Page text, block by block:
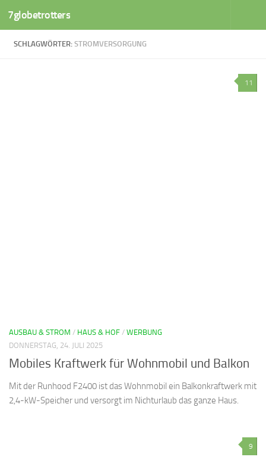
Zum Inhalt springen
7globetrotters
SCHLAGWÖRTER: STROMVERSORGUNG
11
AUSBAU & STROM / HAUS & HOF / WERBUNG
DONNERSTAG, 24. JULI 2025
Mobiles Kraftwerk für Wohnmobil und Balkon
Mit der Runhood F2400 ist das Wohnmobil ein Balkonkraftwerk mit
2,4-kW-Speicher und versorgt im Nichturlaub das ganze Haus.
9